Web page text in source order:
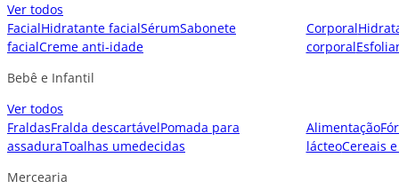
Ver todos
FacialHidratante facialSérumSabonete
facialCreme anti-idade
Corporal
corporal
Bebê e Infantil
Ver todos
FraldasFralda descartávelPomada para
assaduraToalhas umedecidas
Alimentação
lácteoCereais
Mercearia